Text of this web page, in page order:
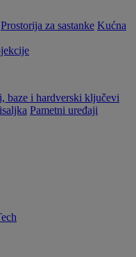
Prostorija za sastanke Kućna
baze i hardverski ključevi
Pametni uređaji